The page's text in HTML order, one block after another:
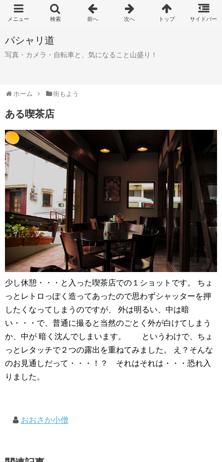
パシャリ道
写真・カメラ・自転車と、気になること山盛り！
ホーム 街もよう
ある喫茶店
少し休憩・・・と入った喫茶店での１ショットです。 ちょ
っとレトロっぽく造ってあったので思わずシャッターを押
したくなってしまうのですが、 外は明るい、中は暗
い・・・で、普通に撮ると当然のごとく外が白けてしまう
か、中が 暗く沈んでしまいます。 というわけで、ちょ
っとレタッチで２つの露出を重ねてみました。 え？そんな
のお見通しだって・・・！？ それはそれは・・・恐れ入
りました。
おおさか小僧